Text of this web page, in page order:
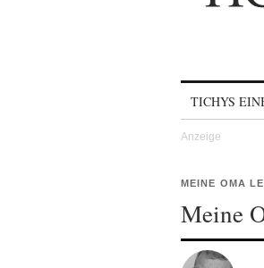
TICHYS
MEINE OMA
Meine